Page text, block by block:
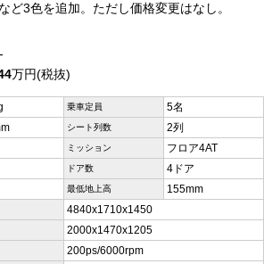
ど3色を追加。ただし価格変更はなし。
万円(税抜)
乗車定員 5名
シート列数 2列
ミッション フロア4AT
ドア数 4ドア
最低地上高 155mm
4840x1710x1450
2000x1470x1205
200ps/6000rpm